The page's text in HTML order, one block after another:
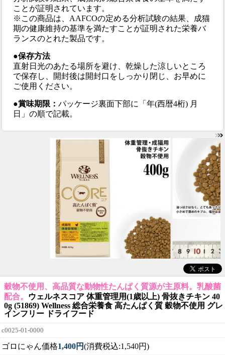
ことが証明されています。
※この商品は、AAFCOの定める分析試験の結果、成猫
期の健康維持の基準を満たすことが証明された栄養バ
ランスのとれた製品です。
●保存方法
直射日光のあたる場所を避け、乾燥した涼しいところ
で保存し、開封後は開封口をしっかり閉じ、お早めに
ご使用ください。
●賞味期限：パッケージ裏面下部に「年(西暦4桁) 月
日」の順で記載。
穀物不使用、高品質な動物性たんぱく質源が主原料。乳酸菌
配合。
ウェルネスコア 体重管理用(1歳以上) 骨抜きチキン 40
0g (51869) Wellness 総合栄養食 高たんぱく質 穀物不使用 グレ
インフリー ドライフード
c0025-01-0000
ゴロにゃん価格1,400円(消費税込:1,540円)